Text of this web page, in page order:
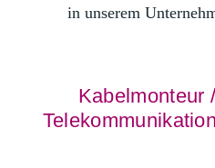
in unserem
Kabelmonteur